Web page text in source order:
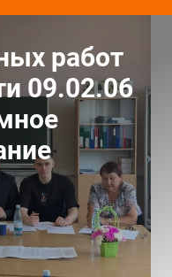
работ
09.02.06